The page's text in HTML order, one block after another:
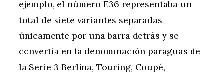
ejemplo, el número E36 representaba un
total de siete variantes separadas
únicamente por una barra detrás y se
convertía en la denominación paraguas de
la Serie 3 Berlina, Touring, Coupé,